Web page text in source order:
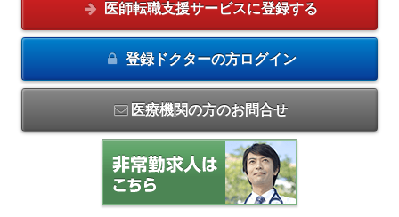
医師転職支援サービスに登録する
登録ドクターの方ログイン
医療機関の方のお問合せ